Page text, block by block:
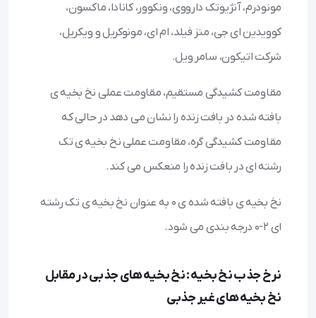
مونودرم، آنژیوتک دارووی، ونکوور، کانادا، ماکسون،
کوویدین ای جی، منز فیلد، ام ای، مونوکریل و ویکریل،
شرکت اتیکون، سامر ویل.
مقاومت کشیدگی مستقیم، مقاومت عملی نخ بخیه ی
بافته شده در بافت زنده را نشان می دهد در حالی که
مقاومت کشیدگی گره، مقاومت عملی نخ بخیه ی تک
رشته ای در بافت زنده را منعکس می کند.
نخ بخیه ی بافته شده ی ۰ به عنوان نخ بخیه ی تک رشته
ای ۲-۰ درجه بندی می شود.
نرخ جذب نخ بخیه : نخ بخیه های جذبی در مقابل
نخ بخیه های غیر جذبی